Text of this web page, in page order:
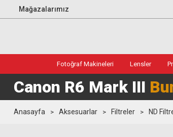
Mağazalarımız
Fotoğraf Makineleri Lensler
Canon R6 Mark III
Anasayfa Aksesuarlar Filtreler ND